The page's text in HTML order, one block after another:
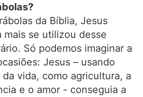
da Bíblia, Jesus
mais se utilizou desse
Só podemos imaginar a
Jesus – usando
vida, como agricultura, a
e o amor - conseguia a